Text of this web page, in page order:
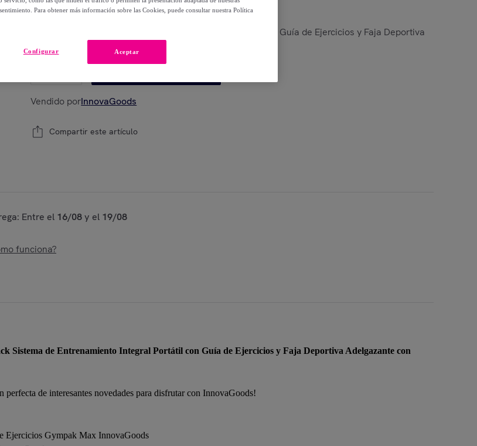
Pack Sistema de Entrenamiento Integral Portátil con Guía de Ejercicios y Faja Deportiva
Vendido porInnovaGoods
Compartir este artículo
Entre el 16/08y el 19/08
funciona?
Sistema de Entrenamiento Integral Portátil con Guía de Ejercicios y Faja Deportiva Adelgazante con
perfecta de interesantes novedades para disfrutar con InnovaGoods!
Ejercicios Gympak Max InnovaGoods
Para obtener más información sobre las Cookies, puede consultar nuestra Política
Aceptar
Configurar